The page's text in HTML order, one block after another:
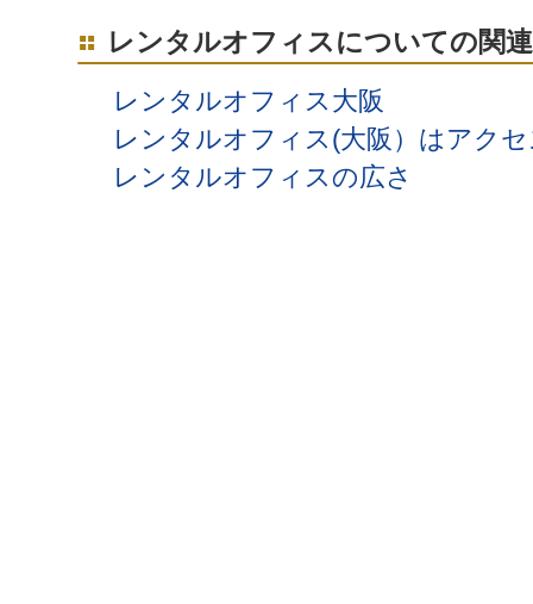
レンタルオフィスについての関
レンタルオフィス大阪
レンタルオフィス(大阪）はアク
レンタルオフィスの広さ